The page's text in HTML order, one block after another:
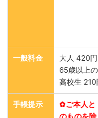
一般料金
大人 420円
65歳以上
高校生 210
手帳提示
✿ご本人と